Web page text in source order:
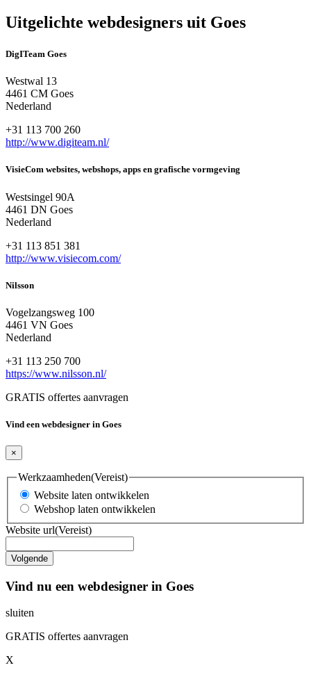
Uitgelichte webdesigners uit Goes
DigITeam Goes
Westwal 13
4461 CM Goes
Nederland
+31 113 700 260
http://www.digiteam.nl/
VisieCom websites, webshops, apps en grafische vormgeving
Westsingel 90A
4461 DN Goes
Nederland
+31 113 851 381
http://www.visiecom.com/
Nilsson
Vogelzangsweg 100
4461 VN Goes
Nederland
+31 113 250 700
https://www.nilsson.nl/
GRATIS offertes aanvragen
Vind een webdesigner in Goes
×
Werkzaamheden(Vereist)
Website laten ontwikkelen
Webshop laten ontwikkelen
Website url(Vereist)
Vind nu een webdesigner in Goes
sluiten
GRATIS offertes aanvragen
X